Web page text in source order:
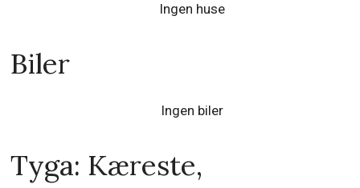
Ingen huse
Biler
Ingen biler
Tyga: Kæreste,